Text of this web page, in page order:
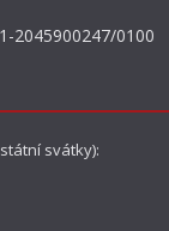
2045900247/0100
svátky):